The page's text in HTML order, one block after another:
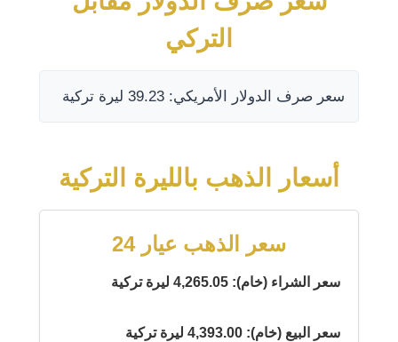
التركي
سعر صرف الدولار الأمريكي: 39.23 ليرة تركية
أسعار الذهب بالليرة التركية
سعر الذهب عيار 24
سعر الشراء (خام): 4,265.05 ليرة تركية
سعر البيع (خام): 4,393.00 ليرة تركية